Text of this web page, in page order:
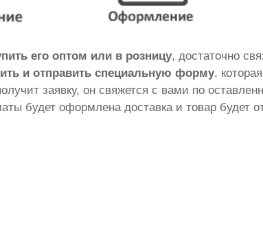
его оптом или в розницу, достаточно
и отправить специальную форму,
заявку, он свяжется с вами по
будет оформлена доставка и товар будет